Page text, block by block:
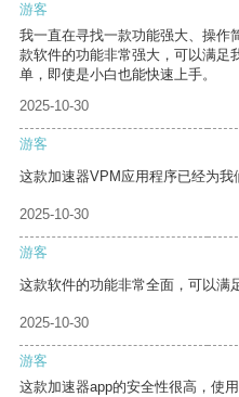
游客
我一直在寻找一款功能强大、操作
款软件的功能非常强大，可以满足
单，即使是小白也能快速上手。
2025-10-30
游客
这款加速器VPM应用程序已经为我
2025-10-30
游客
这款软件的功能非常全面，可以满
2025-10-30
游客
这款加速器app的安全性很高，使